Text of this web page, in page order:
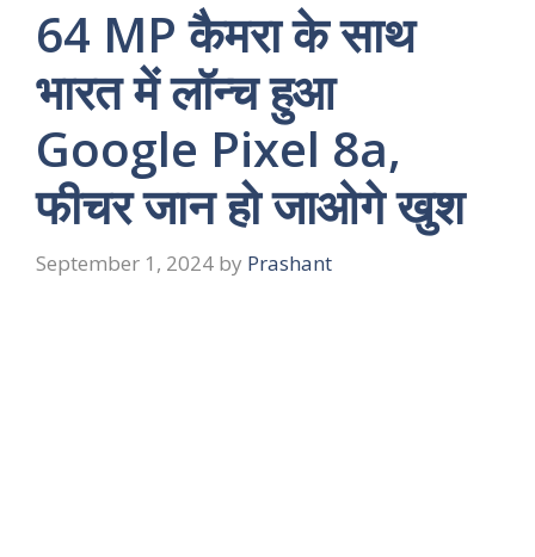
64 MP कैमरा के साथ
भारत में लॉन्च हुआ
Google Pixel 8a,
फीचर जान हो जाओगे खुश
September 1, 2024 by Prashant